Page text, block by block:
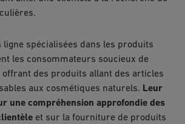
ligne spécialisées dans les produits
les consommateurs soucieux de
offrant des produits allant des articles
aux cosmétiques naturels. Leur
une compréhension approfondie des
et sur la fourniture de produits